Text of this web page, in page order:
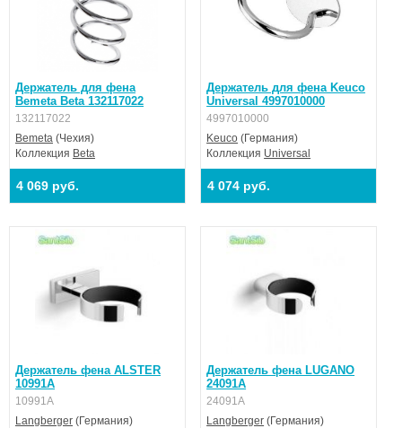
Держатель для фена
Bemeta Beta 132117022
132117022
Bemeta (Чехия)
Коллекция Beta
4 069 руб.
Держатель для фена Keuco
Universal 4997010000
4997010000
Keuco (Германия)
Коллекция Universal
4 074 руб.
Держатель фена ALSTER
10991А
10991А
Langberger (Германия)
Держатель фена LUGANO
24091А
24091А
Langberger (Германия)